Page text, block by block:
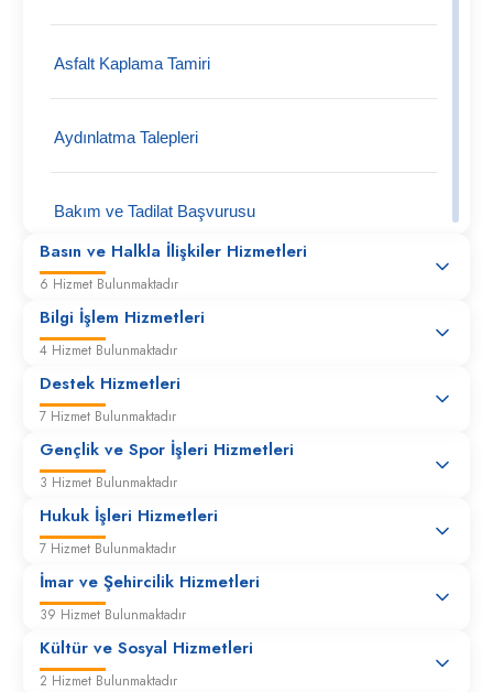
Asfalt Kaplama Tamiri
Aydınlatma Talepleri
Bakım ve Tadilat Başvurusu
Belediye Mallarına Zarar Verilmesi
Bisiklet Park Yeri Talepleri
durak bakım ve onarım talepleri
Duba, Yönlendirme ve İkaz Levha Talepleri
Engelli Vatandaşlar İçin Düzenleme Çalışması
Talepleri
Basın ve Halkla İlişkiler Hizmetleri
6 Hizmet Bulunmaktadır
Bilgi İşlem Hizmetleri
4 Hizmet Bulunmaktadır
Destek Hizmetleri
7 Hizmet Bulunmaktadır
Gençlik ve Spor İşleri Hizmetleri
3 Hizmet Bulunmaktadır
Hukuk İşleri Hizmetleri
7 Hizmet Bulunmaktadır
İmar ve Şehircilik Hizmetleri
39 Hizmet Bulunmaktadır
Kültür ve Sosyal Hizmetleri
2 Hizmet Bulunmaktadır